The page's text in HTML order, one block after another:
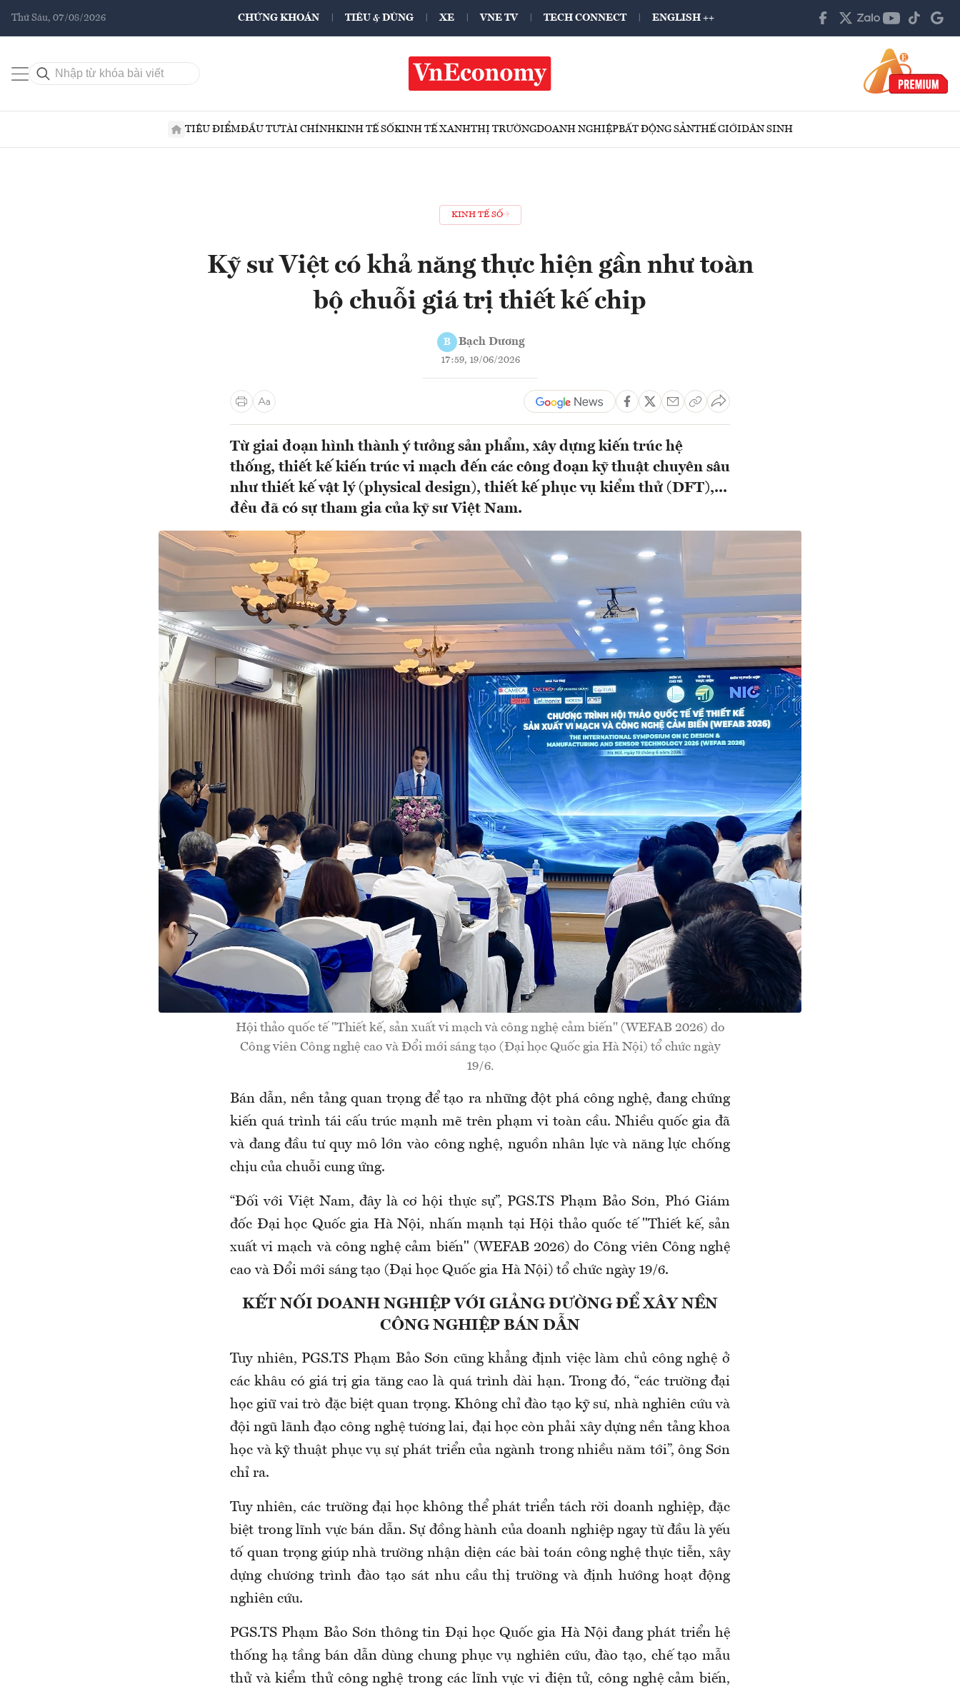
Thứ Sáu, 07/08/2026 CHỨNG KHOÁN TIÊU & DÙNG XE VNE TV TECH CONNECT ENGLISH ++
TIÊU ĐIỂMĐẦU TƯTÀI CHÍNHKINH TẾ SỐKINH TẾ XANHTHỊ TRƯỜNGDOANH NGHIỆPBẤT ĐỘNG SẢNTHẾ GIỚIDÂN SINH
KINH TẾ SỐ
Kỹ sư Việt có khả năng thực hiện gần như toàn
bộ chuỗi giá trị thiết kế chip
B Bạch Dương
17:59, 19/06/2026
Từ giai đoạn hình thành ý tưởng sản phẩm, xây dựng kiến trúc hệ
thống, thiết kế kiến trúc vi mạch đến các công đoạn kỹ thuật chuyên sâu
như thiết kế vật lý (physical design), thiết kế phục vụ kiểm thử (DFT),...
đều đã có sự tham gia của kỹ sư Việt Nam.
Hội thảo quốc tế "Thiết kế, sản xuất vi mạch và công nghệ cảm biến" (WEFAB 2026) do
Công viên Công nghệ cao và Đổi mới sáng tạo (Đại học Quốc gia Hà Nội) tổ chức ngày
19/6.
Bán dẫn, nền tảng quan trọng để tạo ra những đột phá công nghệ, đang chứng
kiến quá trình tái cấu trúc mạnh mẽ trên phạm vi toàn cầu. Nhiều quốc gia đã
và đang đầu tư quy mô lớn vào công nghệ, nguồn nhân lực và năng lực chống
chịu của chuỗi cung ứng.
“Đối với Việt Nam, đây là cơ hội thực sự”, PGS.TS Phạm Bảo Sơn, Phó Giám
đốc Đại học Quốc gia Hà Nội, nhấn mạnh tại Hội thảo quốc tế "Thiết kế, sản
xuất vi mạch và công nghệ cảm biến" (WEFAB 2026) do Công viên Công nghệ
cao và Đổi mới sáng tạo (Đại học Quốc gia Hà Nội) tổ chức ngày 19/6.
KẾT NỐI DOANH NGHIỆP VỚI GIẢNG ĐƯỜNG ĐỂ XÂY NỀN
CÔNG NGHIỆP BÁN DẪN
Tuy nhiên, PGS.TS Phạm Bảo Sơn cũng khẳng định việc làm chủ công nghệ ở
các khâu có giá trị gia tăng cao là quá trình dài hạn. Trong đó, “các trường đại
học giữ vai trò đặc biệt quan trọng. Không chỉ đào tạo kỹ sư, nhà nghiên cứu và
đội ngũ lãnh đạo công nghệ tương lai, đại học còn phải xây dựng nền tảng khoa
học và kỹ thuật phục vụ sự phát triển của ngành trong nhiều năm tới”, ông Sơn
chỉ ra.
Tuy nhiên, các trường đại học không thể phát triển tách rời doanh nghiệp, đặc
biệt trong lĩnh vực bán dẫn. Sự đồng hành của doanh nghiệp ngay từ đầu là yếu
tố quan trọng giúp nhà trường nhận diện các bài toán công nghệ thực tiễn, xây
dựng chương trình đào tạo sát nhu cầu thị trường và định hướng hoạt động
nghiên cứu.
PGS.TS Phạm Bảo Sơn thông tin Đại học Quốc gia Hà Nội đang phát triển hệ
thống hạ tầng bán dẫn dùng chung phục vụ nghiên cứu, đào tạo, chế tạo mẫu
thử và kiểm thử công nghệ trong các lĩnh vực vi điện tử, công nghệ cảm biến,